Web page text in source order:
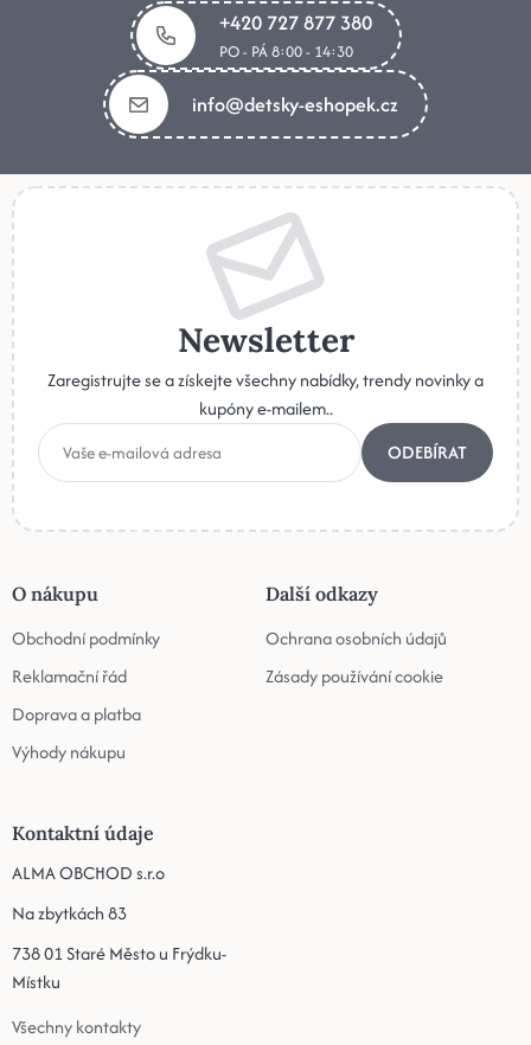
+420 727 877 380
PO - PÁ 8:00 - 14:30
info@detsky-eshopek.cz
Newsletter
Zaregistrujte se a získejte všechny nabídky, trendy novinky a
kupóny e-mailem..
ODEBÍRAT
O nákupu
Obchodní podmínky
Reklamační řád
Doprava a platba
Výhody nákupu
Další odkazy
Ochrana osobních údajů
Zásady používání cookie
Kontaktní údaje
ALMA OBCHOD s.r.o
Na zbytkách 83
738 01 Staré Město u Frýdku-
Místku
Všechny kontakty